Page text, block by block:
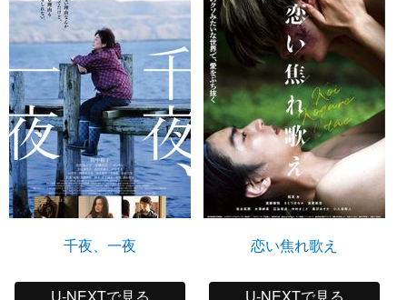
千夜、一夜
U-NEXTで見る
恋い焦れ歌え
U-NEXTで見る